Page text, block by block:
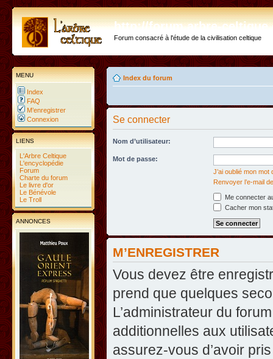
http://forum.arbre-
Forum consacré à l'étude de la civilisation celtique
MENU
Index
FAQ
M’enregistrer
Connexion
LIENS
L'Arbre Celtique
L'encyclopédie
Forum
Charte du forum
Le livre d'or
Le Bénévole
Le Troll
ANNONCES
Index du forum
Se connecter
Nom d’utilisateur:
Mot de passe:
J’ai oublié mon mot
Renvoyer l’e-mail
Me connecter
Cacher mon
M’ENREGISTRER
Vous devez être
prend que quelques
L’administrateur du
additionnelles aux
assurez-vous d’avoir